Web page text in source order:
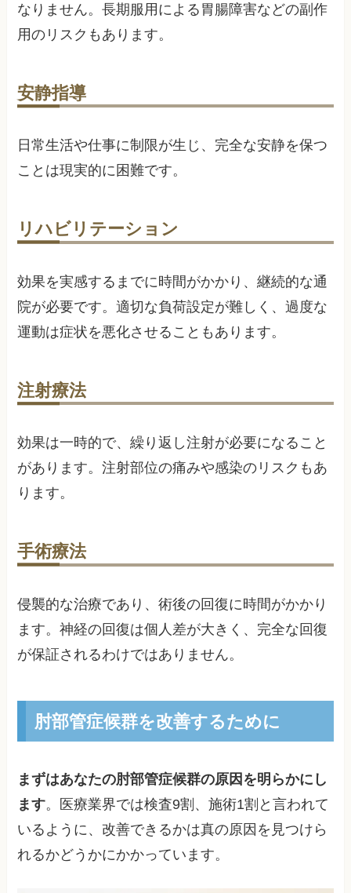
なりません。長期服用による胃腸障害などの副作
用のリスクもあります。
安静指導
日常生活や仕事に制限が生じ、完全な安静を保つ
ことは現実的に困難です。
リハビリテーション
効果を実感するまでに時間がかかり、継続的な通
院が必要です。適切な負荷設定が難しく、過度な
運動は症状を悪化させることもあります。
注射療法
効果は一時的で、繰り返し注射が必要になること
があります。注射部位の痛みや感染のリスクもあ
ります。
手術療法
侵襲的な治療であり、術後の回復に時間がかかり
ます。神経の回復は個人差が大きく、完全な回復
が保証されるわけではありません。
肘部管症候群を改善するために
まずはあなたの肘部管症候群の原因を明らかにし
ます。医療業界では検査9割、施術1割と言われて
いるように、改善できるかは真の原因を見つけら
れるかどうかにかかっています。